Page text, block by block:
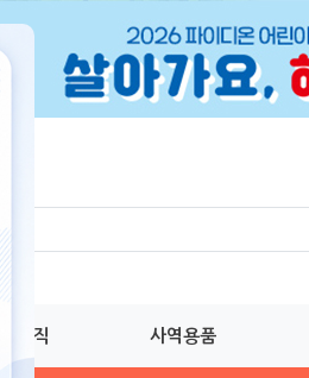
뮤직 사역용품